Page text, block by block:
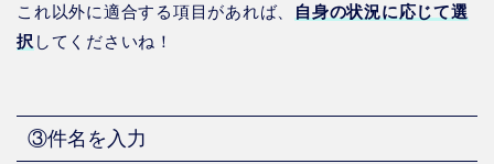
これ以外に適合する項目があれば、
自身の状況に応じて選
択 してくださいね！
③件名を入力